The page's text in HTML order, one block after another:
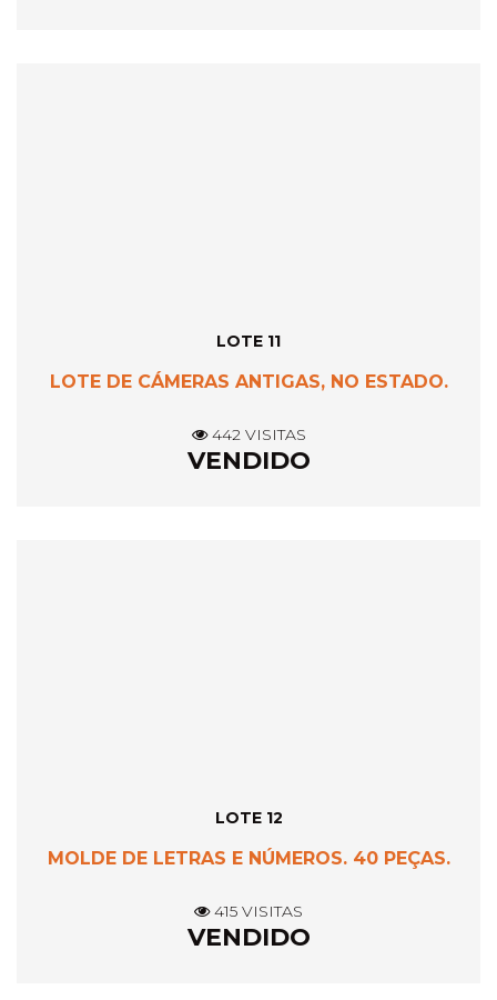
LOTE 11
LOTE DE CÁMERAS ANTIGAS, NO ESTADO.
442 VISITAS
VENDIDO
LOTE 12
MOLDE DE LETRAS E NÚMEROS. 40 PEÇAS.
415 VISITAS
VENDIDO